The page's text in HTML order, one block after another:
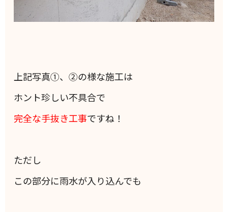
上記写真①、②の様な施工は
ホント珍しい不具合で
完全な手抜き工事ですね！
ただし
この部分に雨水が入り込んでも